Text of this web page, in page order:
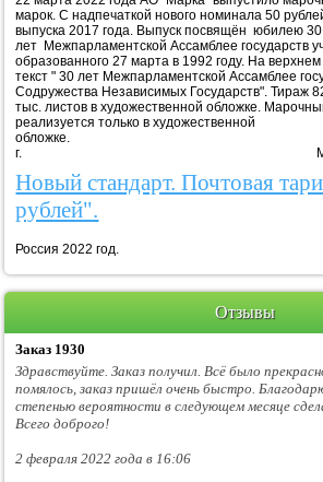
марок. С надпечаткой нового номинала 50
выпуска 2017 года. Выпуск посвящён юбилею 30
лет Межпарламентской Ассамблее государств
образованного 27 марта в 1992 году. На
текст " 30 лет Межпарламентской Ассамблее
Содружества Независимых Государств". Тираж
тыс. листов в художественной обложке.
реализуется только в художественной
обложке. 07.
г. Марка
Новый стандарт. Почтовая
рублей".
Россия 2022 год.
Отзывы
Заказ 1930
Здравствуйте. Заказ получил. Всё было
помялось, заказ пришёл очень быстро.
степенью вероятности в следующем месяце
Всего доброго!
2 февраля 2022 года в 16:06